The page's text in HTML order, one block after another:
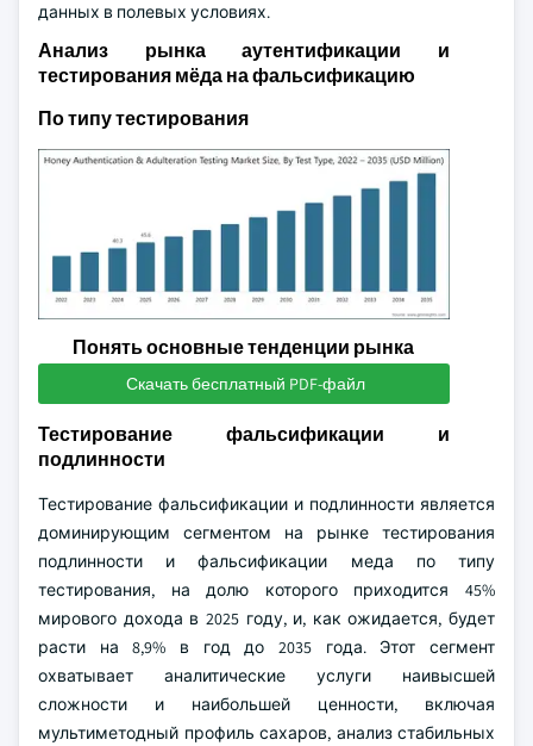
данных в полевых условиях.
Анализ рынка аутентификации и
тестирования мёда на фальсификацию
По типу тестирования
Понять основные тенденции рынка
Скачать бесплатный PDF-файл
Тестирование фальсификации и
подлинности
Тестирование фальсификации и подлинности является
доминирующим сегментом на рынке тестирования
подлинности и фальсификации меда по типу
тестирования, на долю которого приходится 45%
мирового дохода в 2025 году, и, как ожидается, будет
расти на 8,9% в год до 2035 года. Этот сегмент
охватывает аналитические услуги наивысшей
сложности и наибольшей ценности, включая
мультиметодный профиль сахаров, анализ стабильных